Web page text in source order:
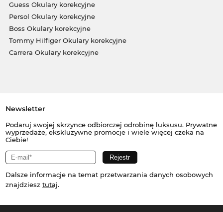
Guess Okulary korekcyjne
Persol Okulary korekcyjne
Boss Okulary korekcyjne
Tommy Hilfiger Okulary korekcyjne
Carrera Okulary korekcyjne
Newsletter
Podaruj swojej skrzynce odbiorczej odrobinę luksusu. Prywatne
wyprzedaże, ekskluzywne promocje i wiele więcej czeka na
Ciebie!
Dalsze informacje na temat przetwarzania danych osobowych
znajdziesz tutaj.